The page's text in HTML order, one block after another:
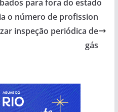
para fora do estado
o número de profission
inspeção periódica de
gás